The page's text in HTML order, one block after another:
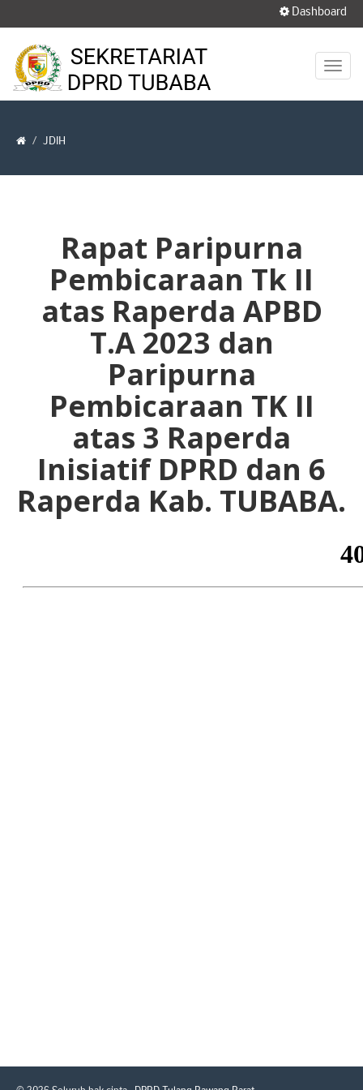
Dashboard
JDIH
Rapat Paripurna
Pembicaraan Tk II
atas Raperda APBD
T.A 2023 dan
Paripurna
Pembicaraan TK II
atas 3 Raperda
Inisiatif DPRD dan 6
Raperda Kab. TUBABA.